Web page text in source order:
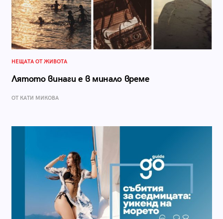
НЕЩАТА ОТ ЖИВОТА
Лятото винаги е в минало време
ОТ КАТИ МИКОВА